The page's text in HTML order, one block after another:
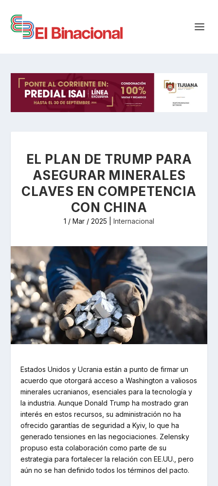
EL PLAN DE TRUMP PARA
ASEGURAR MINERALES
CLAVES EN COMPETENCIA
CON CHINA
1 / Mar / 2025 Internacional
Estados Unidos y Ucrania están a punto de firmar un
acuerdo que otorgará acceso a Washington a valiosos
minerales ucranianos, esenciales para la tecnología y
la industria. Aunque Donald Trump ha mostrado gran
interés en estos recursos, su administración no ha
ofrecido garantías de seguridad a Kyiv, lo que ha
generado tensiones en las negociaciones. Zelensky
propuso esta colaboración como parte de su
estrategia para fortalecer la relación con EE.UU., pero
aún no se han definido todos los términos del pacto.